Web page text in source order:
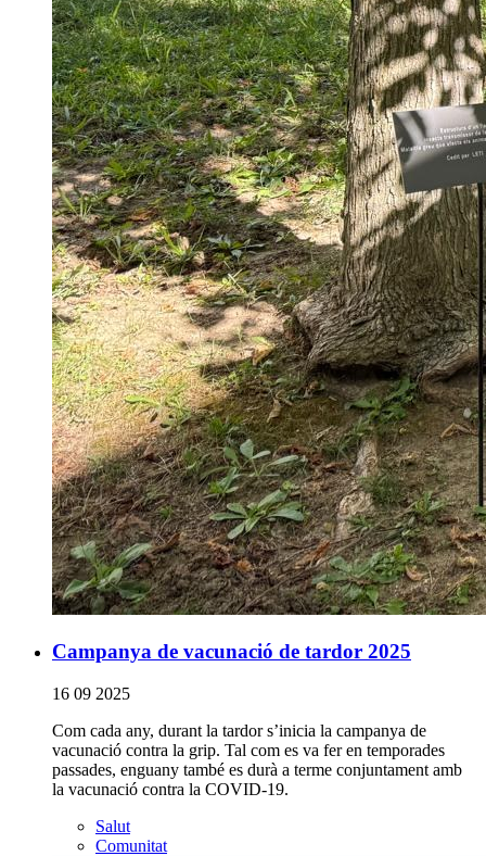
Campanya de vacunació de tardor 2025
16 09 2025
Com cada any, durant la tardor s’inicia la campanya de
vacunació contra la grip. Tal com es va fer en temporades
passades, enguany també es durà a terme conjuntament amb
la vacunació contra la COVID-19.
Salut
Comunitat